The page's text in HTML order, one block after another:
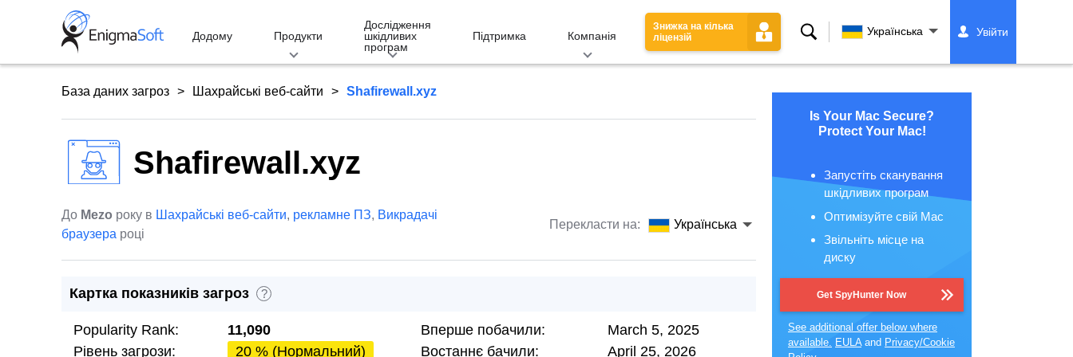
Додому Продукти
Дослідження
шкідливих
програм
Підтримка Компанія
Знижка на кілька
ліцензій
Пошук Українська Увійти
База даних загроз Шахрайські веб-сайти Shafirewall.xyz
Shafirewall.xyz
До Mezo року в Шахрайські веб-сайти, рекламне ПЗ, Викрадачі
браузера році
Перекласти на: Українська
Картка показників загроз ?
Popularity Rank:
11,090
Рівень загрози:
20 % (Нормальний)
Вперше побачили:
March 5, 2025
Востаннє бачили:
April 25, 2026
Is Your Mac Secure?
Protect Your Mac!
Запустіть сканування
шкідливих програм
Оптимізуйте свій Mac
Звільніть місце на
диску
Get SpyHunter Now
See additional offer below where
available. EULAand Privacy/Cookie